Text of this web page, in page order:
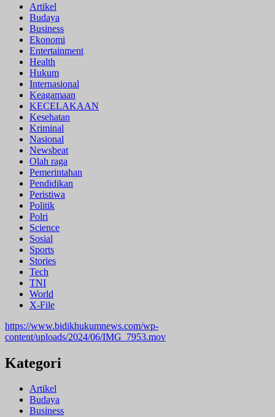
Artikel
Budaya
Business
Ekonomi
Entertainment
Health
Hukum
Internasional
Keagamaan
KECELAKAAN
Kesehatan
Kriminal
Nasional
Newsbeat
Olah raga
Pemerintahan
Pendidikan
Peristiwa
Politik
Polri
Science
Sosial
Sports
Stories
Tech
TNI
World
X-File
https://www.bidikhukumnews.com/wp-
content/uploads/2024/06/IMG_7953.mov
Kategori
Artikel
Budaya
Business